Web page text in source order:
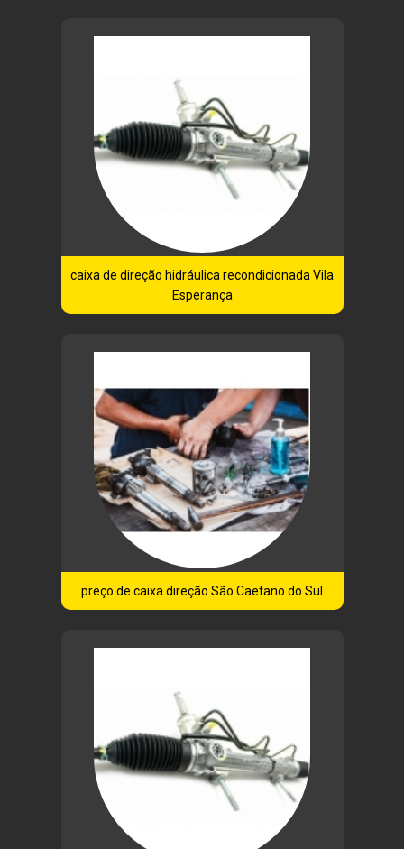
caixa de direção hidráulica recondicionada Vila
Esperança
preço de caixa direção São Caetano do Sul